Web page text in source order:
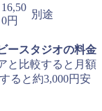
16,50
0円
別途
ースタジオの料金
と比較すると月額
ると約3,000円安